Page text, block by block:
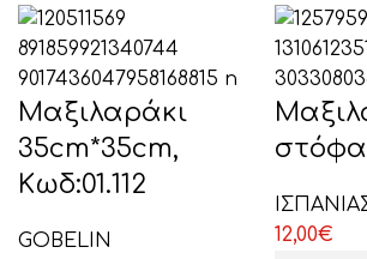
Μαξιλαράκι
35cm*35cm,
Κωδ:01.112
GOBELIN
στόφα
12,00€